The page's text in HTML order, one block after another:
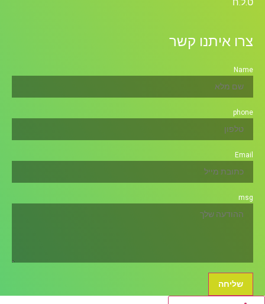
צרו איתנו קשר
Name
phone
Email
msg
שליחה